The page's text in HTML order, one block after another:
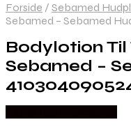
Forside / Sebamed
Sebamed – Sebamed
Bodylotion Til
Sebamed –